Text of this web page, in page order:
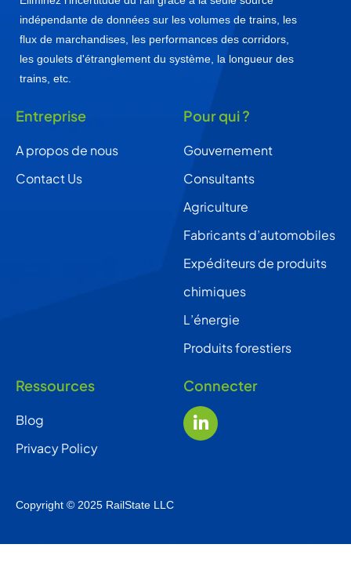
indépendante de données sur les volumes de trains, les
flux de marchandises, les performances des corridors,
les goulets d'étranglement du système, la longueur des
trains, etc.
Entreprise
A propos de nous
Contact Us
Pour qui ?
Gouvernement
Consultants
Agriculture
Fabricants d’automobiles
Expéditeurs de produits
chimiques
L’énergie
Produits forestiers
Ressources
Blog
Privacy Policy
Connecter
Copyright © 2025 RailState LLC